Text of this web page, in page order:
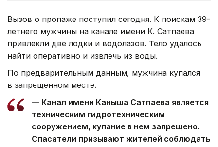
Вызов о пропаже поступил сегодня. К поискам 39-
летнего мужчины на канале имени К. Сатпаева
привлекли две лодки и водолазов. Тело удалось
найти оперативно и извлечь из воды.
По предварительным данным, мужчина купался
в запрещенном месте.
— Канал имени Каныша Сатпаева является
техническим гидротехническим
сооружением, купание в нем запрещено.
Спасатели призывают жителей соблюдать